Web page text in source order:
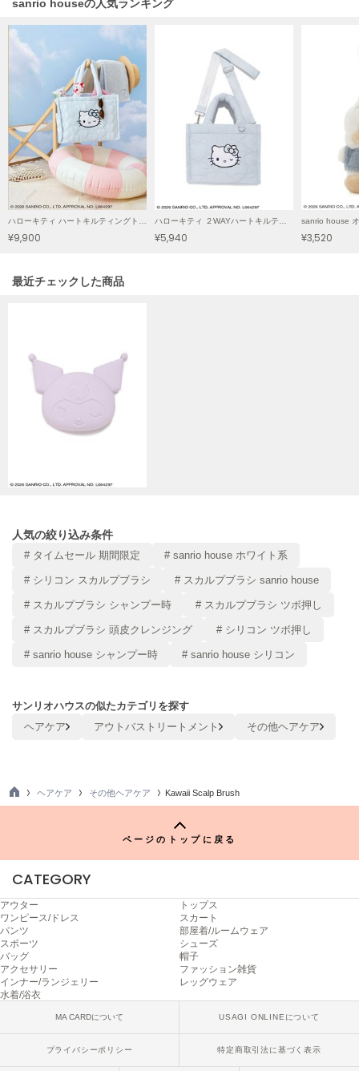
Mila Owen
MOIGE
モワージュ
ミュシャ
NEW Balance
ニューバランス
nezu
ネズ
ヌル
ORR
PATRICK
poláura
ポローラ
SALOMON
サロモン
sanrio house
サンリオハウス
セサミストリートマーケット
シャカ
sanrio houseの人気ランキング
¥9,900 ¥5,940 ¥3,520
関連記事
最近チェックした商品
人気の絞り込み条件
# タイムセール 期間限定 # sanrio house ホワイト系
# シリコン スカルプブラシ # スカルプブラシ sanrio house
# スカルプブラシ シャンプー時 # スカルプブラシ ツボ押し
# スカルプブラシ 頭皮クレンジング # シリコン ツボ押し
# sanrio house シャンプー時 # sanrio house シリコン
サンリオハウスの似たカテゴリを探す
ヘアケア アウトバストリートメント その他ヘアケア
TO
ヘアケア その他ヘアケア Kawaii Scalp Brush
ページのトップに戻る
CATEGORY
アウター
トップス
ワンピース/ドレス
スカート
パンツ
部屋着/ルームウェア
スポーツ
シューズ
バッグ
帽子
アクセサリー
ファッション雑貨
インナー/ランジェリー
レッグウェア
水着/浴衣
MA CARDについて USAGI ONLINEについて
プライバシーポリシー 特定商取引法に基づく表示